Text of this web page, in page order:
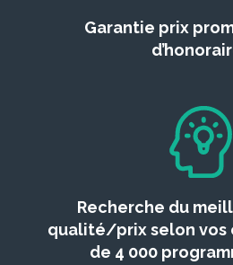
Garantie prix
Recherche du
qualité/prix selon vos
de 4 000